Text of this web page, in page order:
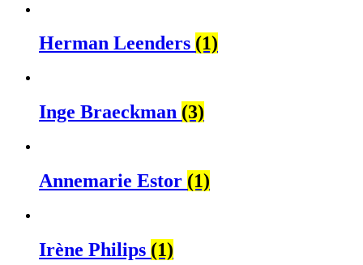
Herman Leenders (1)
Inge Braeckman (3)
Annemarie Estor (1)
Irène Philips (1)